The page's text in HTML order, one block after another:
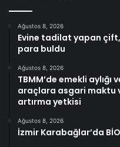
Ağustos 8, 2026
Evine tadilat yapan
para buldu
Ağustos 8, 2026
TBMM’de emekli
araçlara asgari maktu
artırma yetkisi
Ağustos 8, 2026
İzmir Karabağlar’da